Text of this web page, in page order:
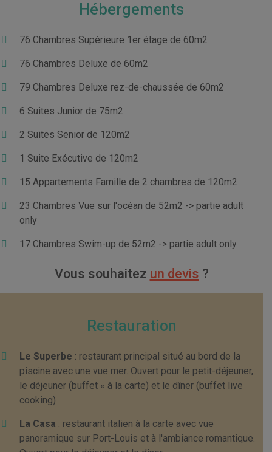
Hébergements
76 Chambres Supérieure 1er étage de 60m2
76 Chambres Deluxe de 60m2
79 Chambres Deluxe rez-de-chaussée de 60m2
6 Suites Junior de 75m2
2 Suites Senior de 120m2
1 Suite Exécutive de 120m2
15 Appartements Famille de 2 chambres de 120m2
23 Chambres Vue sur l'océan de 52m2 -> partie adult
only
17 Chambres Swim-up de 52m2 -> partie adult only
Vous souhaitez un devis ?
Restauration
Le Superbe : restaurant principal situé au bord de la
piscine avec une vue mer. Ouvert pour le petit-déjeuner,
le déjeuner (buffet « à la carte) et le dîner (buffet live
cooking)
La Casa : restaurant italien à la carte avec vue
panoramique sur Port-Louis et à l'ambiance romantique.